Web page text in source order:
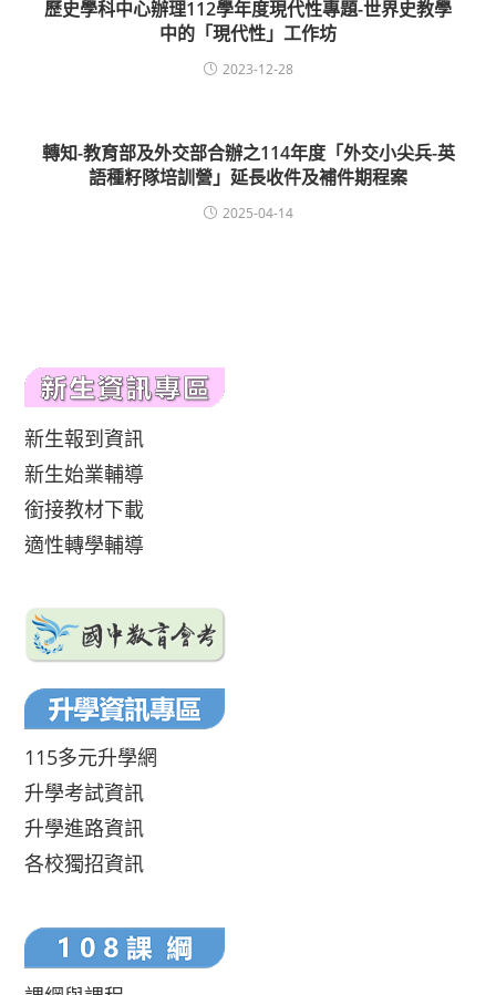
歷史學科中心辦理112學年度現代性專題-世界史教學
中的「現代性」工作坊
2023-12-28
轉知-教育部及外交部合辦之114年度「外交小尖兵-英
語種籽隊培訓營」延長收件及補件期程案
2025-04-14
新生報到資訊
新生始業輔導
銜接教材下載
適性轉學輔導
115多元升學網
升學考試資訊
升學進路資訊
各校獨招資訊